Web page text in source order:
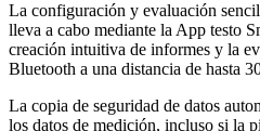
La configuración y evaluación
lleva a cabo mediante la App testo
creación intuitiva de informes y la
Bluetooth a una distancia de hasta
La copia de seguridad de datos
los datos de medición, incluso si la